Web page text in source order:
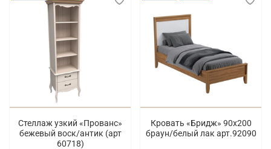
Стеллаж узкий «Прованс»
бежевый воск/антик (арт
60718)
Кровать «Бридж» 90х200
браун/белый лак арт.92090